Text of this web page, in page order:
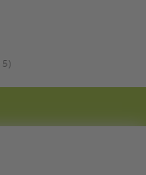
5)